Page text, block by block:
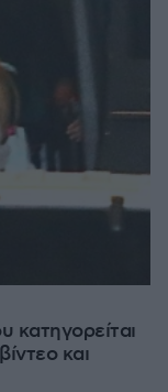
κατηγορείται
και